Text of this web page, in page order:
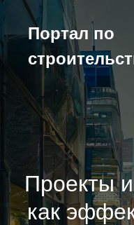
Перейти
содержимому
Портал по
Проекты
как